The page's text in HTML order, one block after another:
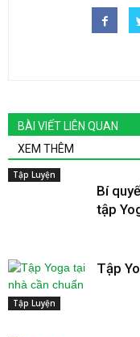
BÀI VIẾT LIÊN QUAN
XEM THÊM
Tập Luyện
Bí
tập
Tập Luyện
Tập